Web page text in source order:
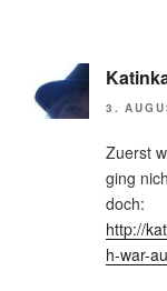
3.
Zuerst
ging
doch:
http://
h-war-